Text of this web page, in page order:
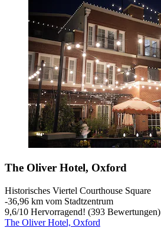
The Oliver Hotel, Oxford
Historisches Viertel Courthouse Square
‐36,96 km vom Stadtzentrum
9,6/10 Hervorragend! (393 Bewertungen)
The Oliver Hotel, Oxford